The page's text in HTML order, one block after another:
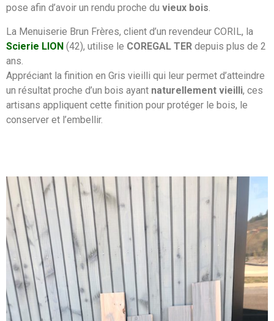
pose afin d’avoir un rendu proche du vieux bois.
La Menuiserie Brun Frères, client d’un revendeur CORIL, la
Scierie LION (42), utilise le COREGAL TER depuis plus de 2
ans.
Appréciant la finition en Gris vieilli qui leur permet d’atteindre
un résultat proche d’un bois ayant naturellement vieilli, ces
artisans appliquent cette finition pour protéger le bois, le
conserver et l’embellir.